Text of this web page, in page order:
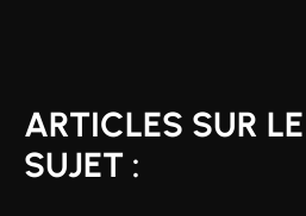
ARTICLES SUR
SUJET :